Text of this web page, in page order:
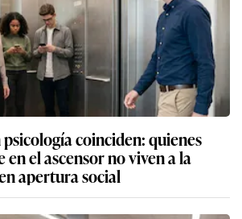
coinciden: quienes
en el ascensor no viven a la
apertura social